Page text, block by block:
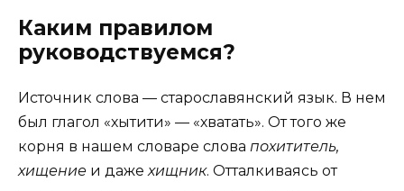
Каким правилом
руководствуемся?
Источник слова — старославянский язык. В нем
был глагол «хытити» — «хватать». От того же
корня в нашем словаре слова похититель,
хищение и даже хищник. Отталкиваясь от